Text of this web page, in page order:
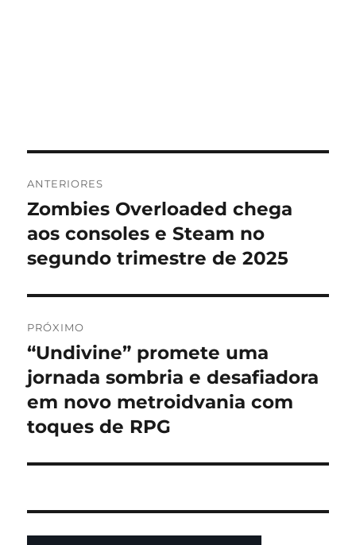
de
Post
ANTERIORES
Post
anterior:
Zombies Overloaded chega
aos consoles e Steam no
segundo trimestre de 2025
PRÓXIMO
Próximo
post:
“Undivine” promete uma
jornada sombria e desafiadora
em novo metroidvania com
toques de RPG